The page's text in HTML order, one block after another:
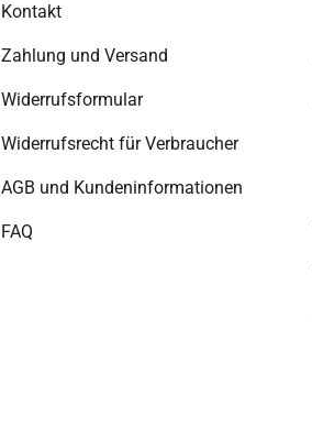
Kontakt
Zahlung und Versand
Widerrufsformular
Widerrufsrecht für Verbraucher
AGB und Kundeninformationen
FAQ